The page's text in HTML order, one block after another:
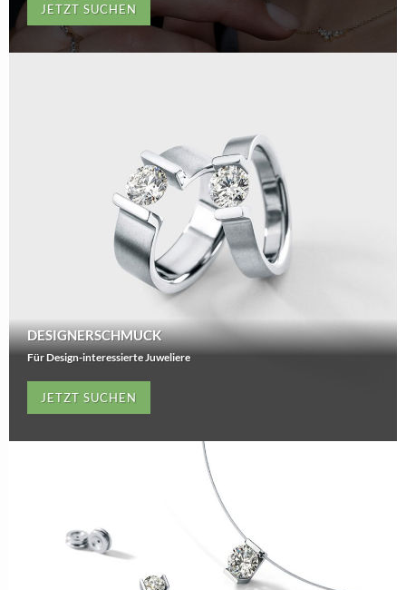
JETZT SUCHEN
DESIGNERSCHMUCK
Für Design-interessierte Juweliere
JETZT SUCHEN